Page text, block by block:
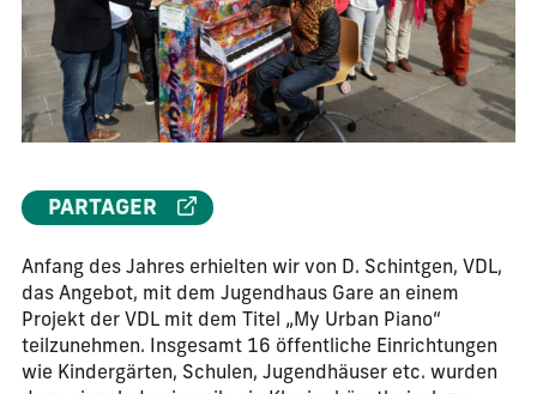
Anfang des Jahres erhielten wir von D. Schintgen, VDL,
das Angebot, mit dem Jugendhaus Gare an einem
Projekt der VDL mit dem Titel „My Urban Piano“
teilzunehmen. Insgesamt 16 öffentliche Einrichtungen
wie Kindergärten, Schulen, Jugendhäuser etc. wurden
PARTAGER